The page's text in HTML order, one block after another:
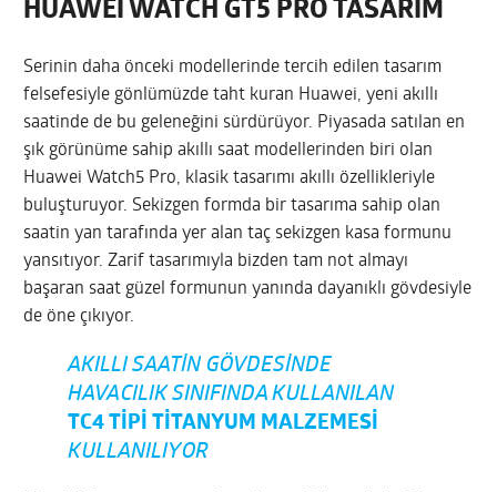
HUAWEI WATCH GT5 PRO TASARIM
Serinin daha önceki modellerinde tercih edilen tasarım
felsefesiyle gönlümüzde taht kuran Huawei, yeni akıllı
saatinde de bu geleneğini sürdürüyor. Piyasada satılan en
şık görünüme sahip akıllı saat modellerinden biri olan
Huawei Watch5 Pro, klasik tasarımı akıllı özellikleriyle
buluşturuyor. Sekizgen formda bir tasarıma sahip olan
saatin yan tarafında yer alan taç sekizgen kasa formunu
yansıtıyor. Zarif tasarımıyla bizden tam not almayı
başaran saat güzel formunun yanında dayanıklı gövdesiyle
de öne çıkıyor.
AKILLI SAATIN GÖVDESINDE
HAVACILIK SINIFINDA KULLANILAN
TC4 TIPI TITANYUM MALZEMESI
KULLANILIYOR